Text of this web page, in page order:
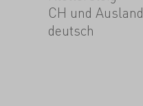
CH und Ausland
deutsch